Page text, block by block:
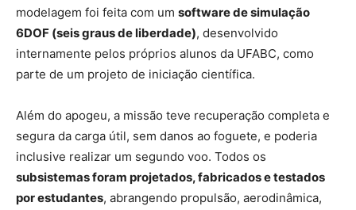
modelagem foi feita com um software de simulação
6DOF (seis graus de liberdade), desenvolvido
internamente pelos próprios alunos da UFABC, como
parte de um projeto de iniciação científica.
Além do apogeu, a missão teve recuperação completa e
segura da carga útil, sem danos ao foguete, e poderia
inclusive realizar um segundo voo. Todos os
subsistemas foram projetados, fabricados e testados
por estudantes, abrangendo propulsão, aerodinâmica,